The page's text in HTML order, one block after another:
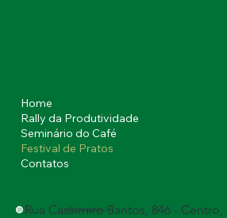
Home
Rally da Produtividade
Seminário do Café
Festival de Pratos
Contatos
Rua Cassimiro Santos, 846 - Centro,
@acarpaoficial